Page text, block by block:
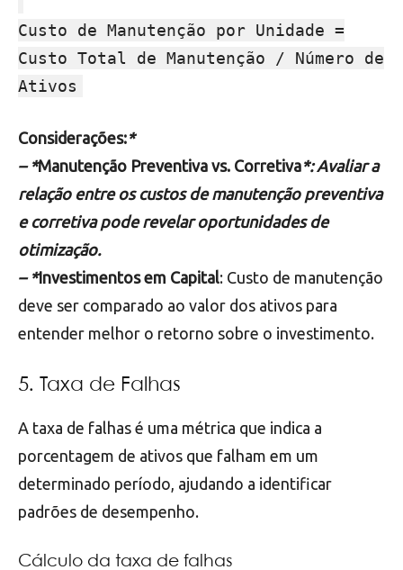
Custo de Manutenção por Unidade =
Custo Total de Manutenção / Número de
Ativos
Considerações:*
– *Manutenção Preventiva vs. Corretiva*: Avaliar a
relação entre os custos de manutenção preventiva
e corretiva pode revelar oportunidades de
otimização.
– *Investimentos em Capital: Custo de manutenção
deve ser comparado ao valor dos ativos para
entender melhor o retorno sobre o investimento.
5. Taxa de Falhas
A taxa de falhas é uma métrica que indica a
porcentagem de ativos que falham em um
determinado período, ajudando a identificar
padrões de desempenho.
Cálculo da taxa de falhas